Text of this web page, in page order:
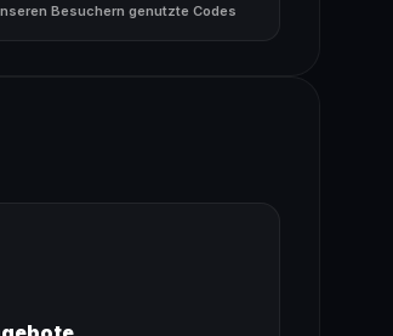
Besuchern genutzte Codes